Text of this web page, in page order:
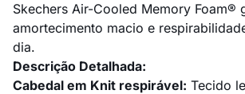
Skechers Air-Cooled Memory Foam®
amortecimento macio e
dia.
Descrição Detalhada:
Cabedal em Knit respirável: Tecido